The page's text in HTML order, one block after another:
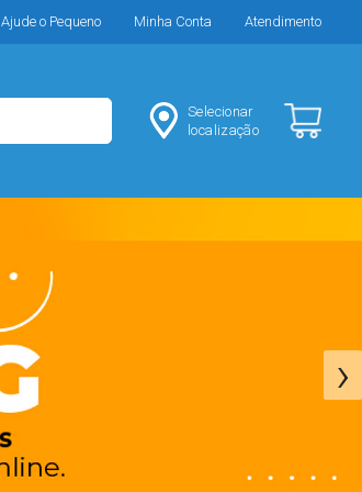
o Pequeno Minha Conta Atendimento
Selecionar
localização
›